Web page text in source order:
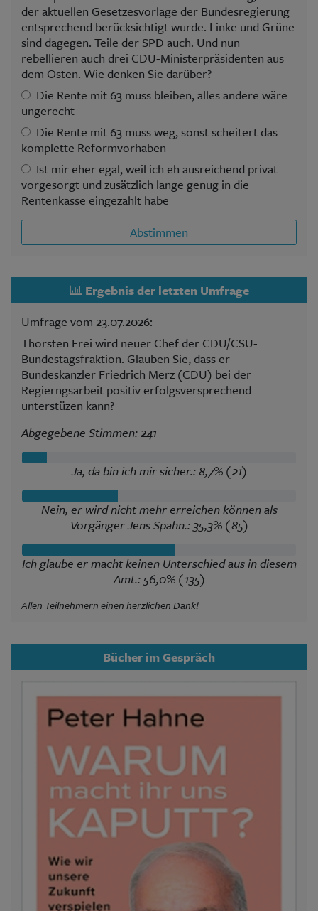
der aktuellen Gesetzesvorlage der Bundesregierung
entsprechend berücksichtigt wurde. Linke und Grüne
sind dagegen. Teile der SPD auch. Und nun
rebellieren auch drei CDU-Ministerpräsidenten aus
dem Osten. Wie denken Sie darüber?
Die Rente mit 63 muss bleiben, alles andere wäre
ungerecht
Die Rente mit 63 muss weg, sonst scheitert das
komplette Reformvorhaben
Ist mir eher egal, weil ich eh ausreichend privat
vorgesorgt und zusätzlich lange genug in die
Rentenkasse eingezahlt habe
Abstimmen
Ergebnis der letzten Umfrage
Umfrage vom 23.07.2026:
Thorsten Frei wird neuer Chef der CDU/CSU-
Bundestagsfraktion. Glauben Sie, dass er
Bundeskanzler Friedrich Merz (CDU) bei der
Regierngsarbeit positiv erfolgsversprechend
unterstüzen kann?
Abgegebene Stimmen: 241
Ja, da bin ich mir sicher.: 8,7% (21)
Nein, er wird nicht mehr erreichen können als
Vorgänger Jens Spahn.: 35,3% (85)
Ich glaube er macht keinen Unterschied aus in diesem
Amt.: 56,0% (135)
Allen Teilnehmern einen herzlichen Dank!
Bücher im Gespräch